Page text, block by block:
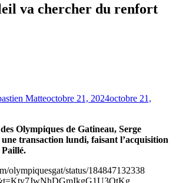
va chercher du renfort
Matteoctobre 21, 2024octobre 21,
Olympiques de Gatineau, Serge
une transaction lundi, faisant l’acquisition
olympiquesgat/status/184847132338